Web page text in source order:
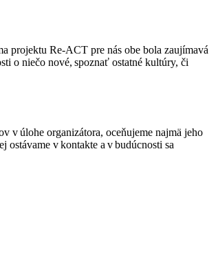
projektu Re-ACT pre nás obe bola zaujímavá
o niečo nové, spoznať ostatné kultúry, či
v úlohe organizátora, oceňujeme najmä jeho
v kontakte a v budúcnosti sa